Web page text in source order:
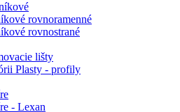
rovnoramenné
rovnostrané
lišty
Plasty - profily
- Lexan